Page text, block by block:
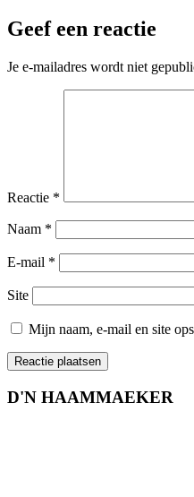
Geef een reactie
Je e-mailadres wordt niet
Reactie *
Naam *
E-mail *
Site
Mijn naam, e-mail en site
D'N HAAMMAEKER